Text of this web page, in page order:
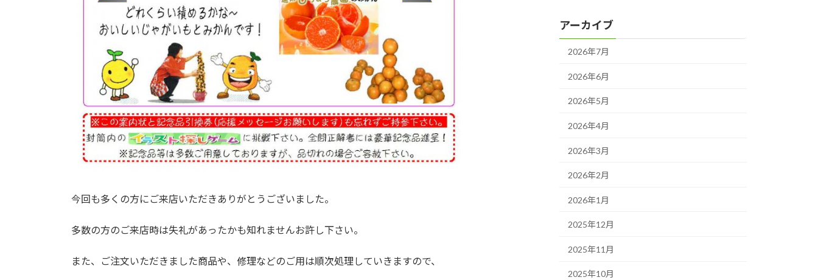
今回も多くの方にご来店いただきありがとうございました。
多数の方のご来店時は失礼があったかも知れませんお許し下さい。
また、ご注文いただきました商品や、修理などのご用は順次処理していきますので、
アーカイブ
2026年7月
2026年6月
2026年5月
2026年4月
2026年3月
2026年2月
2026年1月
2025年12月
2025年11月
2025年10月